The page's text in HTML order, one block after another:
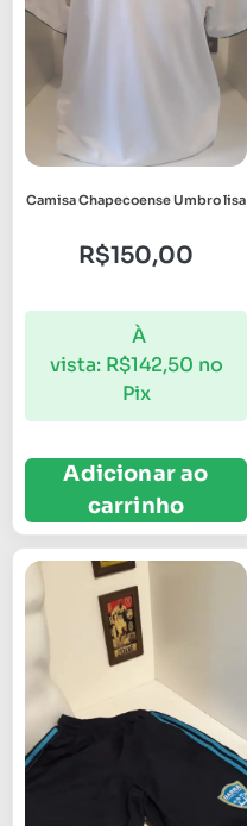
Camisa Chapecoense Umbro lisa
R$150,00
À
vista: R$142,50 no
Pix
Adicionar ao
carrinho